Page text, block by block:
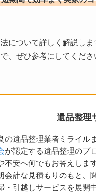
について詳しく解説し
、ぜひ参考にしてくださ
遺品整理
の遺品整理業者ミライル
が認定する遺品整理のプ
不安へ何でもお答えします
会計な見積もりのもと、
・引越しサービスを展開中